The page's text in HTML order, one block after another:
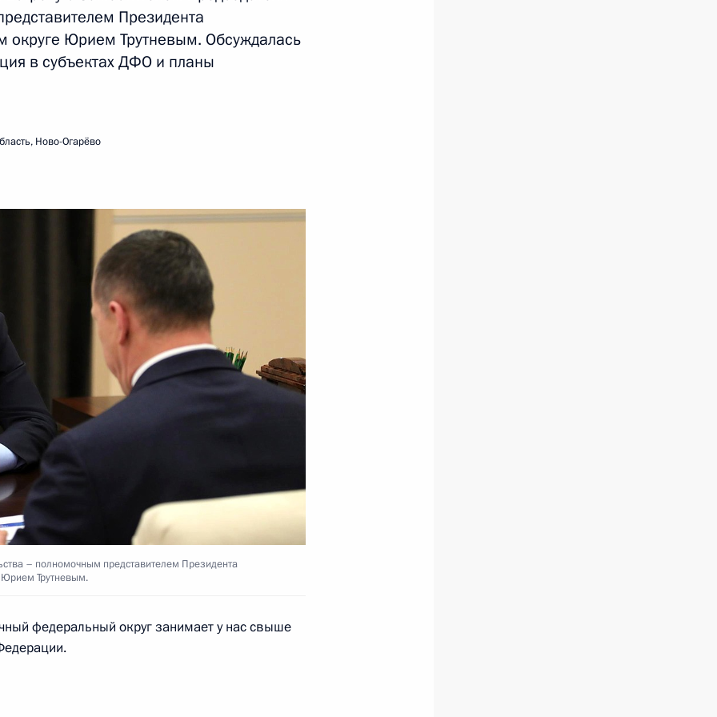
студенческих
7
области Евгением
хозяйства Александром
3
Путина с Королём
Президента
округе Юрием Трутневым. Обсуждалась
в субъектах ДФО и планы
Ново-Огарёво
– полномочным представителем Президента
Трутневым.
федеральный округ занимает у нас свыше